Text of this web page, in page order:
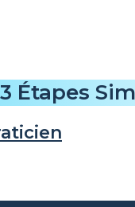
Étapes